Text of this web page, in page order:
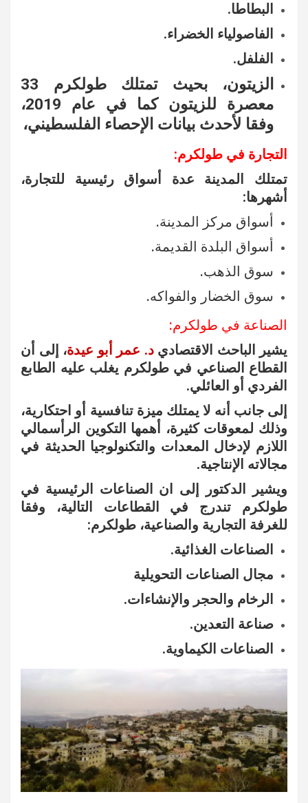
البطاطا.
الفاصولياء الخضراء.
الفلفل.
الزيتون، بحيث تمتلك طولكرم 33
معصرة للزيتون كما في عام 2019،
وفقا لأحدث بيانات الإحصاء الفلسطيني،
التجارة في طولكرم:
تمتلك المدينة عدة أسواق رئيسية للتجارة،
أشهرها:
أسواق مركز المدينة.
أسواق البلدة القديمة.
سوق الذهب.
سوق الخضار والفواكه.
الصناعة في طولكرم:
يشير الباحث الاقتصاديد. عمر أبو عيدة، إلى أن
القطاع الصناعي في طولكرم يغلب عليه الطابع
الفردي أو العائلي.
إلى جانب أنه لا يمتلك ميزة تنافسية أو احتكارية،
وذلك لمعوقات كثيرة، أهمها التكوين الرأسمالي
اللازم لإدخال المعدات والتكنولوجيا الحديثة في
مجالاته الإنتاجية.
ويشير الدكتور إلى ان الصناعات الرئيسية في
طولكرم تندرج في القطاعات التالية، وفقا
للغرفة التجارية والصناعية، طولكرم:
الصناعات الغذائية.
مجال الصناعات التحويلية
الرخام والحجر والإنشاءات.
صناعة التعدين.
الصناعات الكيماوية.